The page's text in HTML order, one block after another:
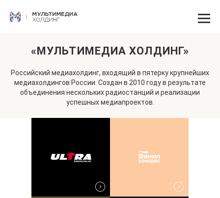
«МУЛЬТИМЕДИА ХОЛДИНГ»
Российский медиахолдинг, входящий в пятерку крупнейших
медиахолдингов России. Создан в 2010 году в результате
объединения нескольких радиостанций и реализации
успешных медиапроектов.